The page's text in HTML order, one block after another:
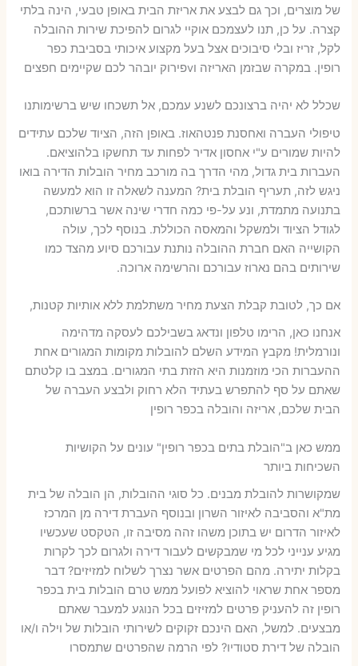
של מוצרים, וכך גם לבצע את אריזת הבית באופן טבעי, הינה בלתי
קצרה. על כן, תנו לעצמכם אוקיי לגרום להפיכת שירות ההובלה
לקל, זריז ובלי סיבוכים אצל בעל מקצוע איכותי בסביבת כפר
רופין. במקרה שבזמן האריזה וvפירוק יובהר לכם שקיימים חפצים
שכלל לא יהיה ברצונכם לשנע עמכם, אל תשכחו שיש ברשימותנו
טיפולי העברה ואחסנת פנטהאוז. באופן הזה, הציוד שלכם עתידים
להיות שמורים ע"י אחסון אדיר לפחות עד תחשקו בלהוציאם.
העברות בית גדול, מהי הדרך בה מורכב מחיר הובלות הדירה בואו
ניגש לזה, תעריף הובלת בית? המענה לשאלה זו הוא למעשה
בתנועה מתמדת, ונע על-פי כמה חדרי שינה אשר ברשותכם,
לגודל הציוד ולמשקל והמאסה הכוללת. בנוסף לכך, עולה
הקושייה האם חברת ההובלה נותנת עבורכם סיוע מהצד כמו
שירותים בהם נארוז עבורכם והרשימה ארוכה.
אם כך, לטובת קבלת הצעת מחיר משתלמת ללא אותיות קטנות,
אנחנו כאן, הרימו טלפון ונדאג בשבילכם לעסקה מדהימה
ונורמלית! מקבץ המידע השלם להובלות מקומות המגורים אחת
ההעברות הכי מוזמנות היא הזזת בתי המגורים. במצב בו קלטתם
שאתם על סף להתפרש בעתיד הלא רחוק ולבצע העברה של
הבית שלכם, אריזה והובלה בכפר רופין
ממש כאן ב"הובלת בתים בכפר רופין" עונים על הקושיות
השכיחות ביותר
שמקושרות להובלת מבנים. כל סוגי ההובלות, הן הובלה של בית
מת"א והסביבה לאיזור השרון ובנוסף העברת דירה מן המרכז
לאיזור הדרום יש בתוכן משהו זהה מסיבה זו, הטקסט שעכשיו
מגיע ענייני לכל מי שמבקשים לעבור דירה ולגרום לכך לקרות
בקלות יתירה. מהם הפרטים אשר נצרך לשלוח למזיזים? דבר
מספר אחת שראוי להוציא לפועל ממש טרם הובלות בית בכפר
רופין זה להעניק פרטים למזיזים בכל הנוגע למעבר שאתם
מבצעים. למשל, האם הינכם זקוקים לשירותי הובלות של וילה ו/או
הובלה של דירת סטודיו? לפי הרמה שהפרטים שתמסרו